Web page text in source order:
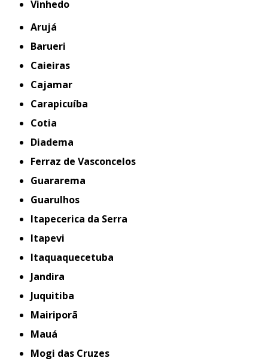
Vinhedo
Arujá
Barueri
Caieiras
Cajamar
Carapicuíba
Cotia
Diadema
Ferraz de Vasconcelos
Guararema
Guarulhos
Itapecerica da Serra
Itapevi
Itaquaquecetuba
Jandira
Juquitiba
Mairiporã
Mauá
Mogi das Cruzes